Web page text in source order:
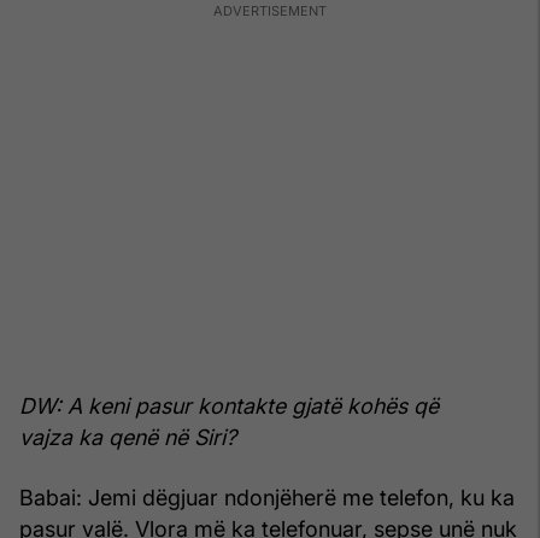
DW: A keni pasur kontakte gjatë kohës që
vajza ka qenë në Siri?
Babai: Jemi dëgjuar ndonjëherë me telefon, ku ka
pasur valë. Vlora më ka telefonuar, sepse unë nuk